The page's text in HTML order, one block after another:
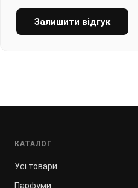
Залишити відгук
КАТАЛОГ
Усі товари
Парфуми